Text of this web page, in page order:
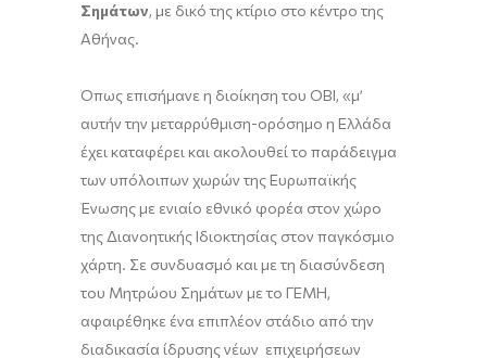
Σημάτων, με δικό της κτίριο στο κέντρο της
Αθήνας.
Όπως επισήμανε η διοίκηση του ΟΒΙ, «μ’
αυτήν την μεταρρύθμιση-ορόσημο η Ελλάδα
έχει καταφέρει και ακολουθεί το παράδειγμα
των υπόλοιπων χωρών της Ευρωπαϊκής
Ένωσης με ενιαίο εθνικό φορέα στον χώρο
της Διανοητικής Ιδιοκτησίας στον παγκόσμιο
χάρτη. Σε συνδυασμό και με τη διασύνδεση
του Μητρώου Σημάτων με το ΓΕΜΗ,
αφαιρέθηκε ένα επιπλέον στάδιο από την
διαδικασία ίδρυσης νέων επιχειρήσεων